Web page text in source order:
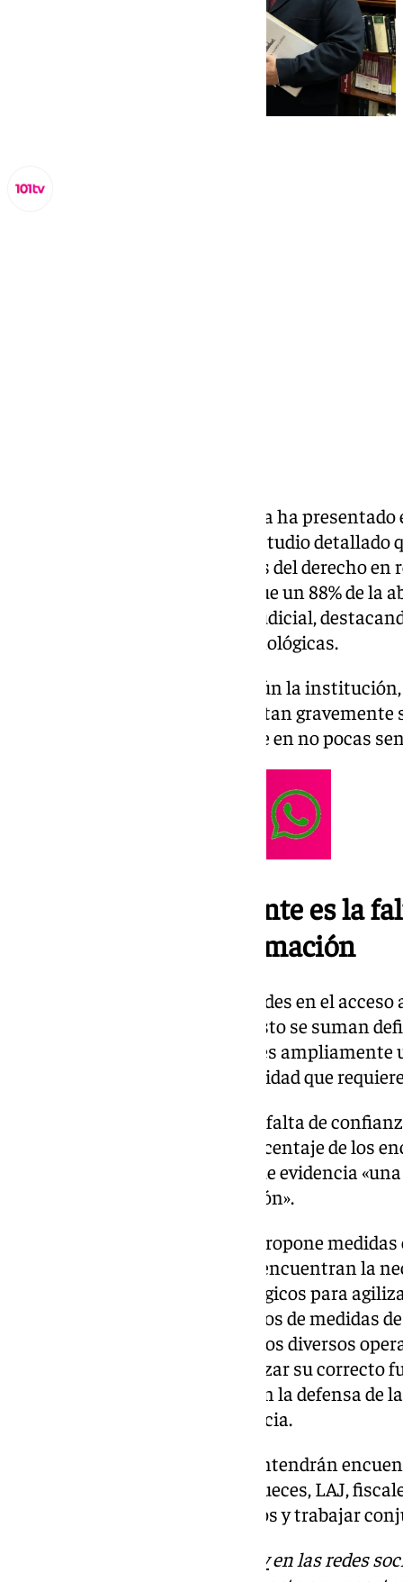
El Colegio de Abogados de Sevilla ha
Barómetro de la Abogacía, un estudio detallado
experiencia de los profesionales del derecho
de Justicia. Los datos revelan que un 88% de
insatisfacción con el sistema judicial,
ineficiencias y deficiencias tecnológicas.
Los abogados encuestados, según la
retrasos injustificados que afectan
dilaciones que quedan de relieve en no pocas
Un aspecto preocupante es la
mecanismos de reclamación
Además, han señalado dificultades en el
Administración de Justicia. A esto se suman
aunque la plataforma LexNET es
«problemas técnicos y de usabilidad que
Otro aspecto preocupante es la falta de
reclamación, ya que un alto porcentaje de los
acciones ante incidencias, lo que evidencia
los procesos de queja y resolución».
Ante estos resultados, el ICAS propone
sistema judicial. Entre ellas se encuentran la
en recursos humanos y tecnológicos para
por todos los operadores jurídicos de medidas
relaciones profesionales entre los diversos
mejora de LexNET para garantizar su correcto
papel del Colegio de Abogados en la defensa
ante la Administración de Justicia.
El Colegio ha avanzado que mantendrán
diversos operadores jurídicos (jueces, LAJ,
para transmitirles los resultados y trabajar
101Tven las redes